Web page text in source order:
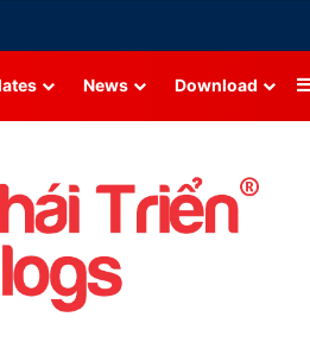
News Download